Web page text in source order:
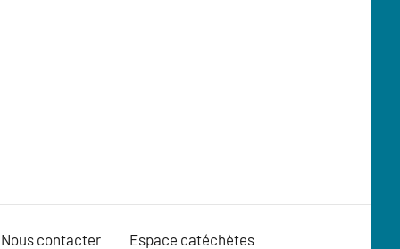
Nous contacter Espace catéchètes